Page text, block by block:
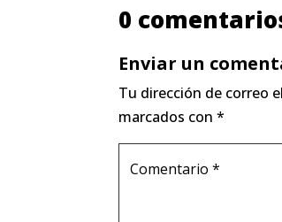
0
Enviar un
Tu dirección de correo
marcados con*